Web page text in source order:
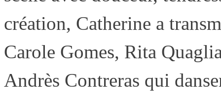
création, Catherine a
Carole Gomes, Rita
Andrès Contreras qui